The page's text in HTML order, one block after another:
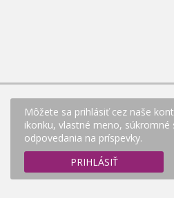
Môžete sa prihlásiť cez naše
ikonku, vlastné meno,
odpovedania na príspevky.
PRIHLÁSIŤ